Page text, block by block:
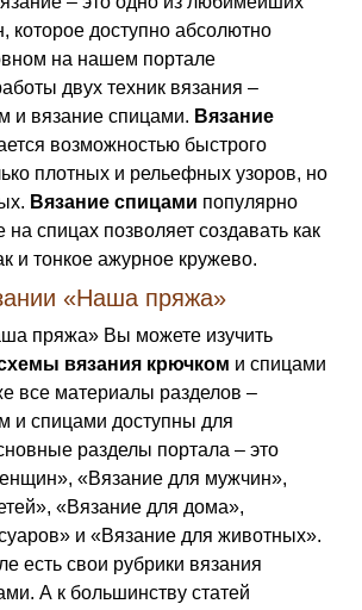
которое доступно абсолютно
на нашем портале
двух техник вязания –
и вязание спицами. Вязание
возможностью быстрого
плотных и рельефных узоров, но
Вязание спицами популярно
на спицах позволяет создавать как
и тонкое ажурное кружево.
«Наша пряжа»
пряжа» Вы можете изучить
вязания крючком и спицами
все материалы разделов –
и спицами доступны для
разделы портала – это
«Вязание для мужчин»,
«Вязание для дома»,
и «Вязание для животных».
есть свои рубрики вязания
А к большинству статей